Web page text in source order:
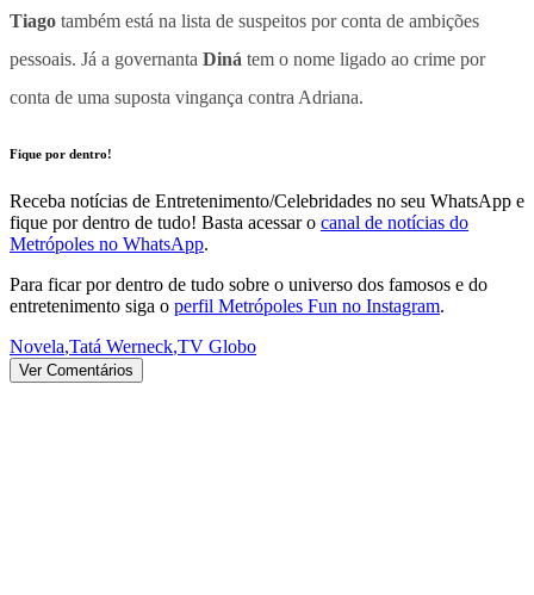
Tiago também está na lista de suspeitos por conta de ambições
pessoais. Já a governanta Diná tem o nome ligado ao crime por
conta de uma suposta vingança contra Adriana.
Fique por dentro!
Receba notícias de Entretenimento/Celebridades no seu WhatsApp e
fique por dentro de tudo! Basta acessar o canal de notícias do
Metrópoles no WhatsApp.
Para ficar por dentro de tudo sobre o universo dos famosos e do
entretenimento siga o perfil Metrópoles Fun no Instagram.
Novela,Tatá Werneck,TV Globo
Ver Comentários